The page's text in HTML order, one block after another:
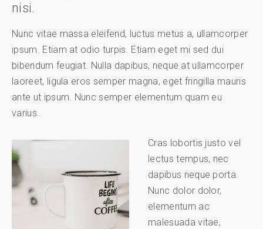
nisi.
Nunc vitae massa eleifend, luctus metus a, ullamcorper
ipsum. Etiam at odio turpis. Etiam eget mi sed dui
bibendum feugiat. Nulla dapibus, neque at ullamcorper
laoreet, ligula eros semper magna, eget fringilla mauris
ante ut ipsum. Nunc semper elementum quam eu
varius.
Cras lobortis justo vel
lectus tempus, nec
dapibus neque porta.
Nunc dolor dolor,
elementum ac
malesuada vitae,